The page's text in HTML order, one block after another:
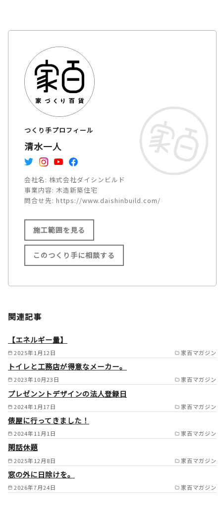
つくり手プロフィール
清水一人
会社名: 株式会社ダイシンビルド
事業内容: 木造新築住宅
問合せ先: https://www.daishinbuild.com/
施工範囲を見る
施工範囲
市/箕面市/池田市/川西市/宝塚
市/伊丹市/尼崎市/西宮市/芦屋
市/島本町/大山崎町/長岡京市/
京都市/宇治市/京田辺市/八幡
市/交野市/城陽市/寝屋川市/守
口市/門真市/東大阪市/堺市/和
市/和泉大津市/生駒市/奈良市/
大和郡山市/天理市/相楽郡/平
群郡 /
このつくり手に相談する
関連記事
2025年1月12日 家百マガジン
【エネルギー量】
2023年10月23日 家百マガジン
トイレと工務店が得意なメーカー。
2024年1月17日 家百マガジン
プレゼンントデザインの法人登録日
2024年11月1日 家百マガジン
俵屋に行ってきました！
2025年12月8日 家百マガジン
閑話休題
2026年7月24日 家百マガジン
窓の外に日除けを。